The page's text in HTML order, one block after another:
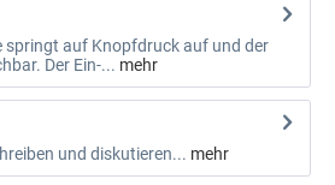
springt auf Knopfdruck auf und der
Der Ein-... mehr
und diskutieren... mehr